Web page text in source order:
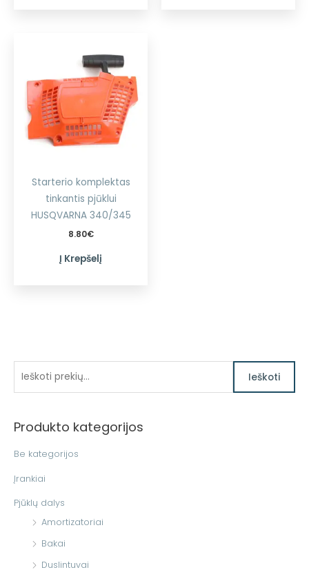
k
i
Ieškoti
Produkto kategorijos
Be kategorijos
Įrankiai
Pjūklų dalys
Amortizatoriai
Bakai
Duslintuvai
Starterio komplektas
tinkantis pjūklui
HUSQVARNA 340/345
8.80€
Į Krepšelį